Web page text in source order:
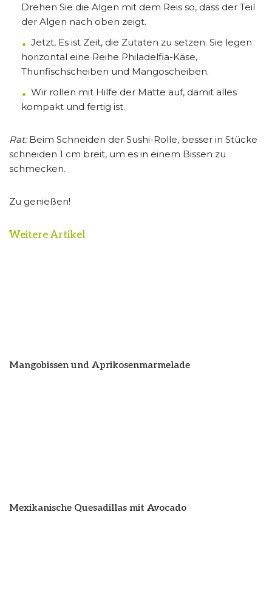
Drehen Sie die Algen mit dem Reis so, dass der Teil
der Algen nach oben zeigt.
Jetzt, Es ist Zeit, die Zutaten zu setzen. Sie legen
horizontal eine Reihe Philadelfia-Käse,
Thunfischscheiben und Mangoscheiben.
Wir rollen mit Hilfe der Matte auf, damit alles
kompakt und fertig ist.
Rat:Beim Schneiden der Sushi-Rolle, besser in Stücke
schneiden 1 cm breit, um es in einem Bissen zu
schmecken.
Zu genießen!
Weitere Artikel
Mangobissen und Aprikosenmarmelade
Mexikanische Quesadillas mit Avocado